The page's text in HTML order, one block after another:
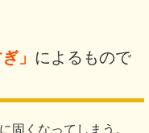
」 によるもので
固くなってしまう。